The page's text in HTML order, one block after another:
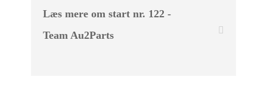
Læs mere om start nr. 122 -
Team Au2Parts